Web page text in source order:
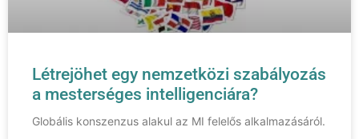
Létrejöhet egy nemzetközi szabályozás
a mesterséges intelligenciára?
Globális konszenzus alakul az MI felelős alkalmazásáról.